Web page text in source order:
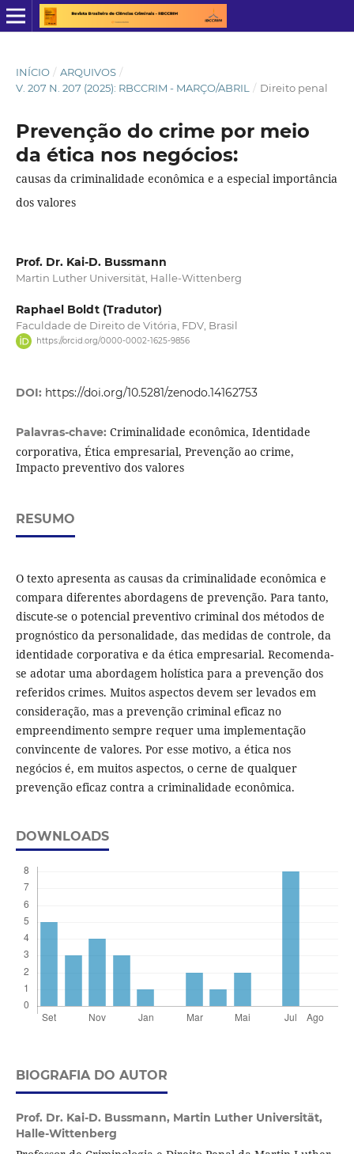
INÍCIO / ARQUIVOS /
V. 207 N. 207 (2025): RBCCRIM - MARÇO/ABRIL
/ Direito penal
Prevenção do crime por meio
da ética nos negócios:
causas da criminalidade econômica e a especial importância
dos valores
Prof. Dr. Kai-D. Bussmann
Martin Luther Universität, Halle-Wittenberg
Raphael Boldt (Tradutor)
Faculdade de Direito de Vitória, FDV, Brasil
https://orcid.org/0000-0002-1625-9856
DOI: https://doi.org/10.5281/zenodo.14162753
Palavras-chave: Criminalidade econômica, Identidade
corporativa, Ética empresarial, Prevenção ao crime,
Impacto preventivo dos valores
RESUMO
O texto apresenta as causas da criminalidade econômica e
compara diferentes abordagens de prevenção. Para tanto,
discute-se o potencial preventivo criminal dos métodos de
prognóstico da personalidade, das medidas de controle, da
identidade corporativa e da ética empresarial. Recomenda-
se adotar uma abordagem holística para a prevenção dos
referidos crimes. Muitos aspectos devem ser levados em
consideração, mas a prevenção criminal eficaz no
empreendimento sempre requer uma implementação
convincente de valores. Por esse motivo, a ética nos
negócios é, em muitos aspectos, o cerne de qualquer
prevenção eficaz contra a criminalidade econômica.
DOWNLOADS
BIOGRAFIA DO AUTOR
Prof. Dr. Kai-D. Bussmann, Martin Luther Universität,
Halle-Wittenberg